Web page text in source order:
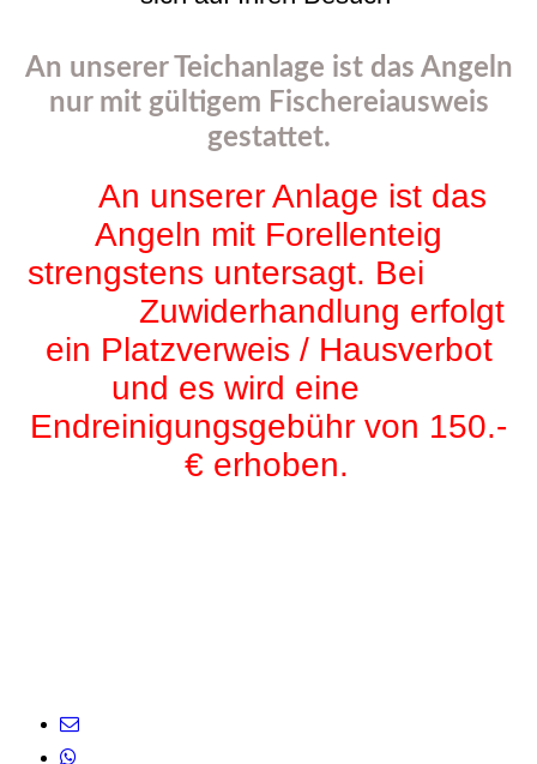
An unserer Teichanlage ist das Angeln
nur mit gültigem Fischereiausweis
gestattet.
An unserer Anlage ist das
Angeln mit Forellenteig
strengstens untersagt. Bei
Zuwiderhandlung erfolgt
ein Platzverweis / Hausverbot
und es wird eine
Endreinigungsgebühr von 150.-
€ erhoben.